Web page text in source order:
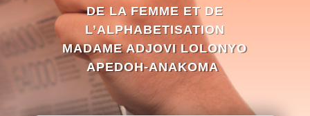
DE LA FEMME ET DE
L’ALPHABETISATION
MADAME ADJOVI LOLONYO
APEDOH-ANAKOMA